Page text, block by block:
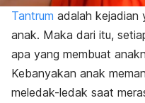
Tantrum adalah kejadian
anak. Maka dari itu,
apa yang membuat
Kebanyakan anak
meledak-ledak saat